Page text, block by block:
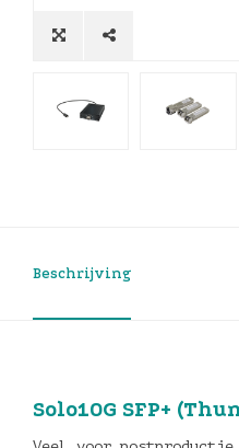
Beschrijving
Solo10G SFP+